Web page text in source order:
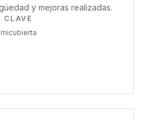
y mejoras realizadas.
CLAVE